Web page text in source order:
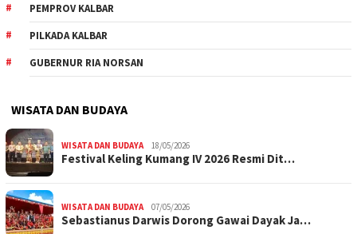
PEMPROV KALBAR
PILKADA KALBAR
GUBERNUR RIA NORSAN
WISATA DAN BUDAYA
WISATA DAN BUDAYA 18/05/2026
Festival Keling Kumang IV 2026 Resmi Dit…
WISATA DAN BUDAYA 07/05/2026
Sebastianus Darwis Dorong Gawai Dayak Ja…